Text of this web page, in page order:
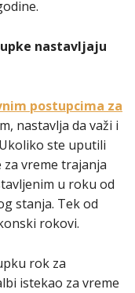
nastavljaju
postupcima za
nastavlja da važi i
ste uputili
vreme trajanja
u roku od
stanja. Tek od
rokovi.
rok za
istekao za vreme